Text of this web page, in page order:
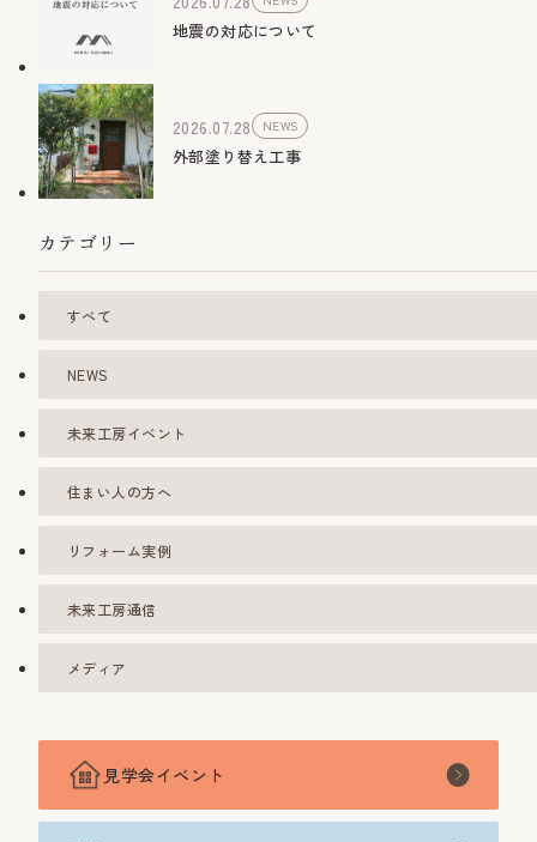
地震の対応について
2026.07.28 NEWS
外部塗り替え工事
カテゴリー
すべて
NEWS
未来工房イベント
住まい人の方へ
リフォーム実例
未来工房通信
メディア
見学会イベント